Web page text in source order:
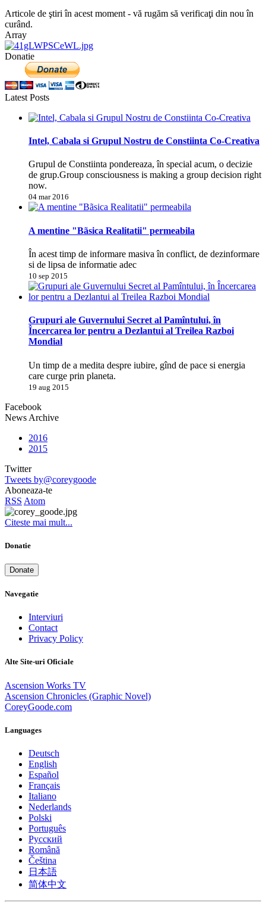
Articole de ştiri în acest moment - vă rugăm să verificaţi din nou în
curând.
Array
Donatie
Latest Posts
Intel, Cabala si Grupul Nostru de Constiinta Co-Creativa
Grupul de Constiinta pondereaza, în special acum, o decizie
de grup.Group consciousness is making a group decision right
now.
04 mar 2016
A mentine "Bãsica Realitatii" permeabila
În acest timp de informare masiva în conflict, de dezinformare
si de lipsa de informatie adec
10 sep 2015
Grupuri ale Guvernului Secret al Pamîntului, în
Încercarea lor pentru a Dezlantui al Treilea Razboi
Mondial
Un timp de a medita despre iubire, gînd de pace si energia
care curge prin planeta.
19 aug 2015
Facebook
News Archive
2016
2015
Twitter
Tweets by@coreygoode
Aboneaza-te
RSS Atom
Citeste mai mult...
Donatie
Donate
Navegatie
Interviuri
Contact
Privacy Policy
Alte Site-uri Oficiale
Ascension Works TV
Ascension Chronicles (Graphic Novel)
CoreyGoode.com
Languages
Deutsch
English
Español
Français
Italiano
Nederlands
Polski
Português
Pусский
Română
Čeština
日本語
简体中文